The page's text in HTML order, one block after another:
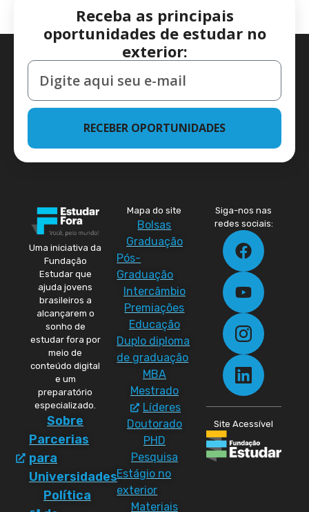
Receba as principais
oportunidades de estudar no
exterior:
RECEBER OPORTUNIDADES
Uma iniciativa da
Fundação
Estudar que
ajuda jovens
brasileiros a
alcançarem o
sonho de
estudar fora por
meio de
conteúdo digital
e um
preparatório
especializado.
Sobre
Parcerias
para
Universidades
Política
Mapa do site
Bolsas
Graduação
Pós-
Graduação
Intercâmbio
Premiações
Educação
Duplo diploma
de graduação
MBA
Mestrado
Líderes
Doutorado
PHD
Pesquisa
Estágio no
exterior
Materiais
Siga-nos nas
redes sociais:
Site Acessível